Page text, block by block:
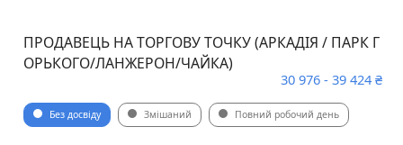
ПРОДАВЕЦЬ НА ТОРГОВУ ТОЧКУ (АРКАДІЯ / ПАРК Г
ОРЬКОГО/ЛАНЖЕРОН/ЧАЙКА)
30 976 - 39 424 ₴
Без досвіду Змішаний Повний робочий день